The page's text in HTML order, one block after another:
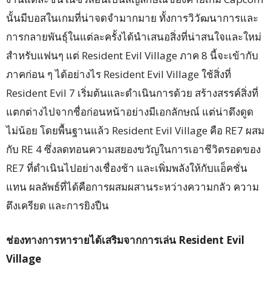
นั้นมีบอสในเกมที่น่าจดจำมากมาย ทั้งการวิวัฒนาการและ
การกลายพันธุ์ในแต่ละครั้งได้นำเสนอสิ่งที่น่าสนใจและใหม่
สำหรับแฟนๆ แต่ Resident Evil Village ภาค 8 นี้จะเข้ากับ
ภาคก่อน ๆ ได้อย่างไร Resident Evil Village ใช้สิ่งที่
Resident Evil 7 เริ่มต้นและดำเนินการด้วย สร้างสรรค์สิ่งที่
แตกต่างไปจากชื่อก่อนหน้าอย่างมีเอกลักษณ์ แต่น่าดึงดูด
ไม่น้อย โดยพื้นฐานแล้ว Resident Evil Village คือ RE7 ผสม
กับ RE 4 ซึ่งลดทอนความสยองขวัญในการเอาชีวิตรอดของ
RE7 ที่ดำเนินไปอย่างเชื่องช้า และเพิ่มพลังให้กับแอ็คชั่น
แทน ผลลัพธ์ที่ได้คือการผสมผสานระหว่างความกลัว ความ
ตึงเครียด และการยิงปืน
ช่องทางการหารายได้เสริมจากการเล่น Resident Evil
Village